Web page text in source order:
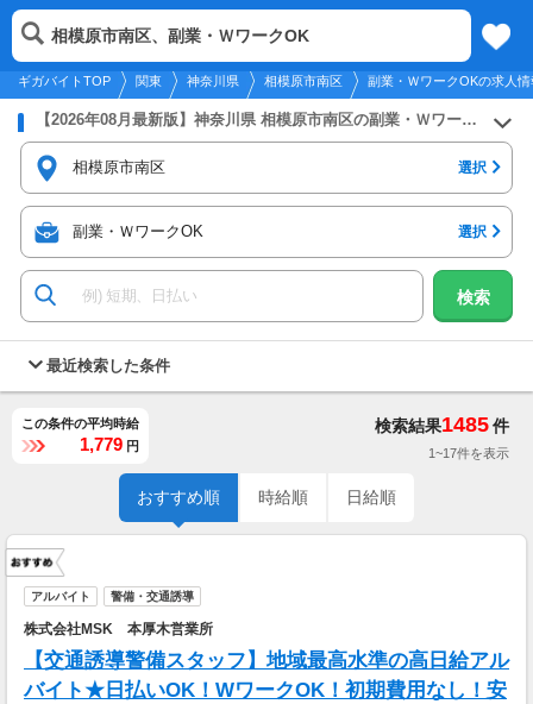
2026年8月9日更新
関東
メニュー
ギガバイトTOP 関東 神奈川県 相模原市南区 副業・ＷワークOKの求人情
相模原市南区、副業・ＷワークOK
【2026年08月最新版】神奈川県 相模原市南区の副業・ＷワークOKのバイト・アルバイト・パートの求人募集情報
相模原市南区 選択
副業・ＷワークOK 選択
検索
最近検索した条件
この条件の平均時給
1,779 円
検索結果1485件
1~17件を表示
おすすめ順 時給順 日給順
アルバイト 警備・交通誘導
株式会社MSK 本厚木営業所
【交通誘導警備スタッフ】地域最高水準の高日給アル
バイト★日払いOK！WワークOK！初期費用なし！安